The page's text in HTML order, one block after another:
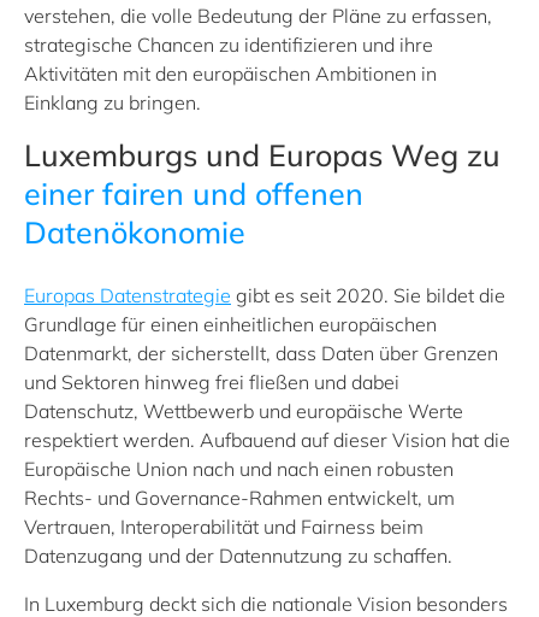
verstehen, die volle Bedeutung der Pläne zu erfassen,
strategische Chancen zu identifizieren und ihre
Aktivitäten mit den europäischen Ambitionen in
Einklang zu bringen.
Luxemburgs und Europas Weg zu
einer fairen und offenen
Datenökonomie
Europas Datenstrategie gibt es seit 2020. Sie bildet die
Grundlage für einen einheitlichen europäischen
Datenmarkt, der sicherstellt, dass Daten über Grenzen
und Sektoren hinweg frei fließen und dabei
Datenschutz, Wettbewerb und europäische Werte
respektiert werden. Aufbauend auf dieser Vision hat die
Europäische Union nach und nach einen robusten
Rechts- und Governance-Rahmen entwickelt, um
Vertrauen, Interoperabilität und Fairness beim
Datenzugang und der Datennutzung zu schaffen.
In Luxemburg deckt sich die nationale Vision besonders